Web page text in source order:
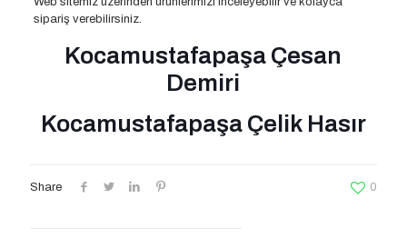
sipariş verebilirsiniz.
Kocamustafapaşa Çesan
Demiri
Kocamustafapaşa Çelik Hasır
Share 0